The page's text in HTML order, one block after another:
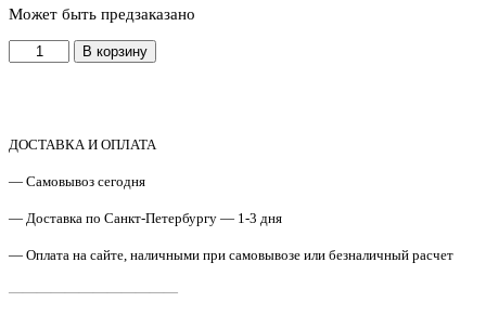
Может быть предзаказано
Количество
товара
Xerox
7100
В корзину
ДОСТАВКА И ОПЛАТА
— Самовывоз сегодня
— Доставка по Санкт-Петербургу — 1-3 дня
— Оплата на сайте, наличными при самовывозе или безналичный расчет
————————————